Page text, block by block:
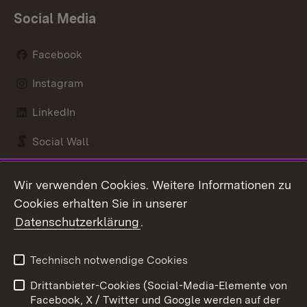
Social Media
Facebook
Instagram
LinkedIn
Social Wall
Kontakt
Barrierefreiheit
Impressum
Cookies
Wir verwenden Cookies. Weitere Informationen zu
Cookies erhalten Sie in unserer
Datenschutzerklärung.
Technisch notwendige Cookies
Drittanbieter-Cookies (Social-Media-Elemente von
Facebook, X / Twitter und Google werden auf der